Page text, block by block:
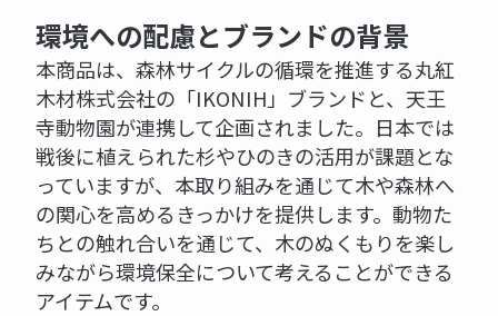
環境への配慮とブランドの背景
本商品は、森林サイクルの循環を推進する丸紅
木材株式会社の「IKONIH」ブランドと、天王
寺動物園が連携して企画されました。日本では
戦後に植えられた杉やひのきの活用が課題とな
っていますが、本取り組みを通じて木や森林へ
の関心を高めるきっかけを提供します。動物た
ちとの触れ合いを通じて、木のぬくもりを楽し
みながら環境保全について考えることができる
アイテムです。